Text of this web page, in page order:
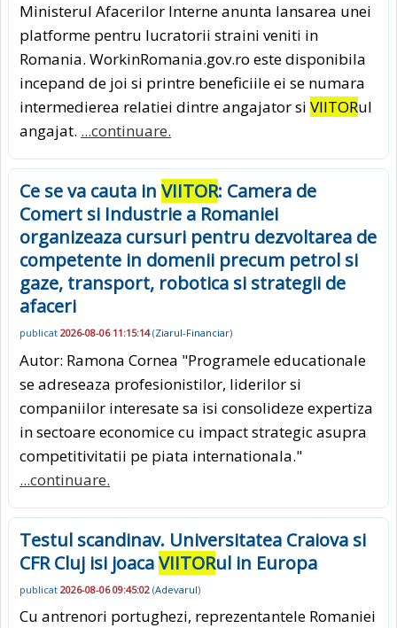
Ministerul Afacerilor Interne anunta lansarea unei
platforme pentru lucratorii straini veniti in
Romania. WorkinRomania.gov.ro este disponibila
incepand de joi si printre beneficiile ei se numara
intermedierea relatiei dintre angajator si VIITORul
angajat. ...continuare.
Ce se va cauta in VIITOR: Camera de
Comert si Industrie a Romaniei
organizeaza cursuri pentru dezvoltarea de
competente in domenii precum petrol si
gaze, transport, robotica si strategii de
afaceri
publicat 2026-08-06 11:15:14(Ziarul-Financiar)
Autor: Ramona Cornea "Programele educationale
se adreseaza profesionistilor, liderilor si
companiilor interesate sa isi consolideze expertiza
in sectoare economice cu impact strategic asupra
competitivitatii pe piata internationala."
...continuare.
Testul scandinav. Universitatea Craiova si
CFR Cluj isi joacaVIITORul in Europa
publicat 2026-08-06 09:45:02 (Adevarul)
Cu antrenori portughezi, reprezentantele Romaniei